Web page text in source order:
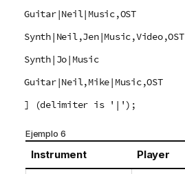
Guitar|Neil|Music,OST
Synth|Neil,Jen|Music,Video,OST
Synth|Jo|Music
Guitar|Neil,Mike|Music,OST
] (delimiter is '|');
Ejemplo 6
Instrument Player